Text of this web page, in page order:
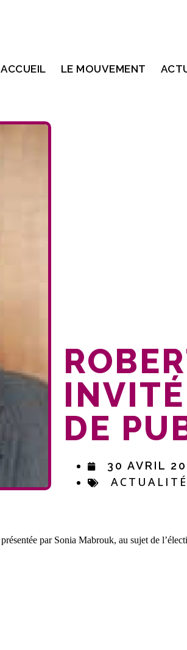
ACCUEIL LE MOUVEMENT
DE
30 AVRIL
présentée par Sonia Mabrouk, au sujet de